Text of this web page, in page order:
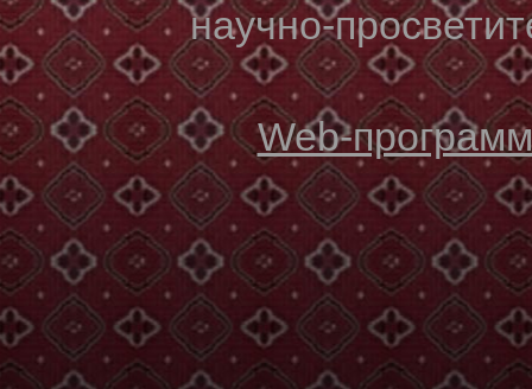
научно-
Web-